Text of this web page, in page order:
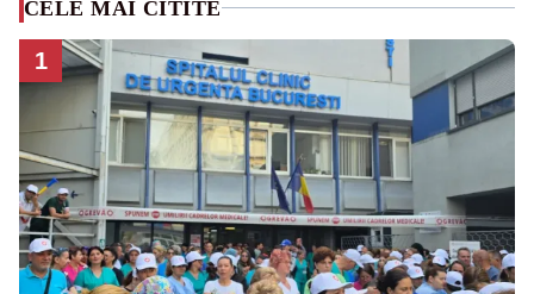
CELE MAI CITITE
1